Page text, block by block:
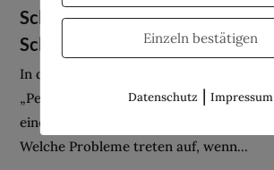
Schilddrüsenunterfunktion –
Schmetterling streikt
In diesem Beitrag geht es um unsere
„Peitsche“ unseres Organismus. Ich
eine der wichtigsten Organe zur
Welche Probleme treten auf, wenn...
Einzeln bestätigen
Datenschutz | Impressum